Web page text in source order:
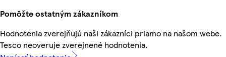
Pomôžte ostatným zákazníkom
Hodnotenia zverejňujú naši zákazníci priamo na našom webe.
Tesco neoveruje zverejnené hodnotenia.